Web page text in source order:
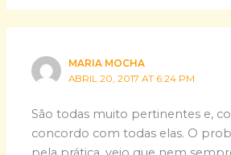
MARIA MOCHA
ABRIL 20, 2017 AT 6:24 PM
São todas muito pertinentes e,
concordo com todas elas. O